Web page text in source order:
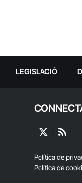
LEGISLACIÓ
X
RSS
Política de
Política de